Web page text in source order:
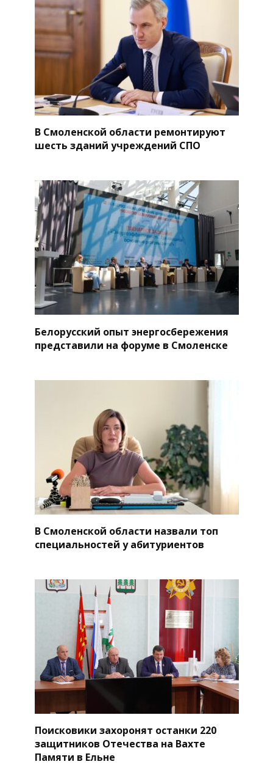
В Смоленской области ремонтируют
шесть зданий учреждений СПО
Белорусский опыт энергосбережения
представили на форуме в Смоленске
В Смоленской области назвали топ
специальностей у абитуриентов
Поисковики захоронят останки 220
защитников Отечества на Вахте
Памяти в Ельне